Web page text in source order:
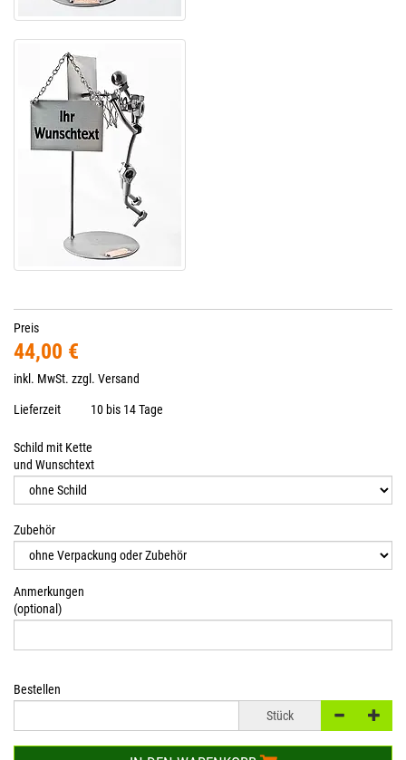
Preis
44,00 €
inkl. MwSt. zzgl. Versand
Lieferzeit 10 bis 14 Tage
Schild mit Kette
und Wunschtext
Zubehör
Anmerkungen
(optional)
Bestellen
Stück